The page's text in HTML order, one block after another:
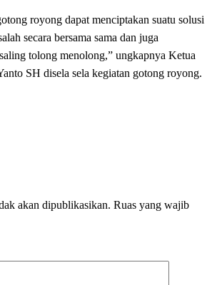
royong dapat menciptakan suatu solusi
secara bersama sama dan juga
tolong menolong,” ungkapnya Ketua
SH disela sela kegiatan gotong royong.
akan dipublikasikan. Ruas yang wajib